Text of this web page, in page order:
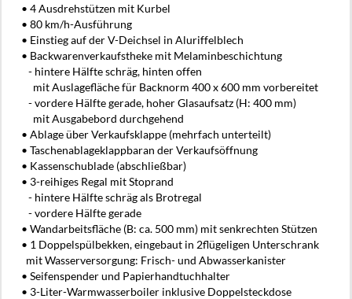
• 4 Ausdrehstützen mit Kurbel
• 80 km/h-Ausführung
• Einstieg auf der V-Deichsel in Aluriffelblech
• Backwarenverkaufstheke mit Melaminbeschichtung
- hintere Hälfte schräg, hinten offen
mit Auslagefläche für Backnorm 400 x 600 mm vorbereitet
- vordere Hälfte gerade, hoher Glasaufsatz (H: 400 mm)
mit Ausgabebord durchgehend
• Ablage über Verkaufsklappe (mehrfach unterteilt)
• Taschenablageklappbaran der Verkaufsöffnung
• Kassenschublade (abschließbar)
• 3-reihiges Regal mit Stoprand
- hintere Hälfte schräg als Brotregal
- vordere Hälfte gerade
• Wandarbeitsfläche (B: ca. 500 mm) mit senkrechten Stützen
• 1 Doppelspülbekken, eingebaut in 2flügeligen Unterschrank
mit Wasserversorgung: Frisch- und Abwasserkanister
• Seifenspender und Papierhandtuchhalter
• 3-Liter-Warmwasserboiler inklusive Doppelsteckdose